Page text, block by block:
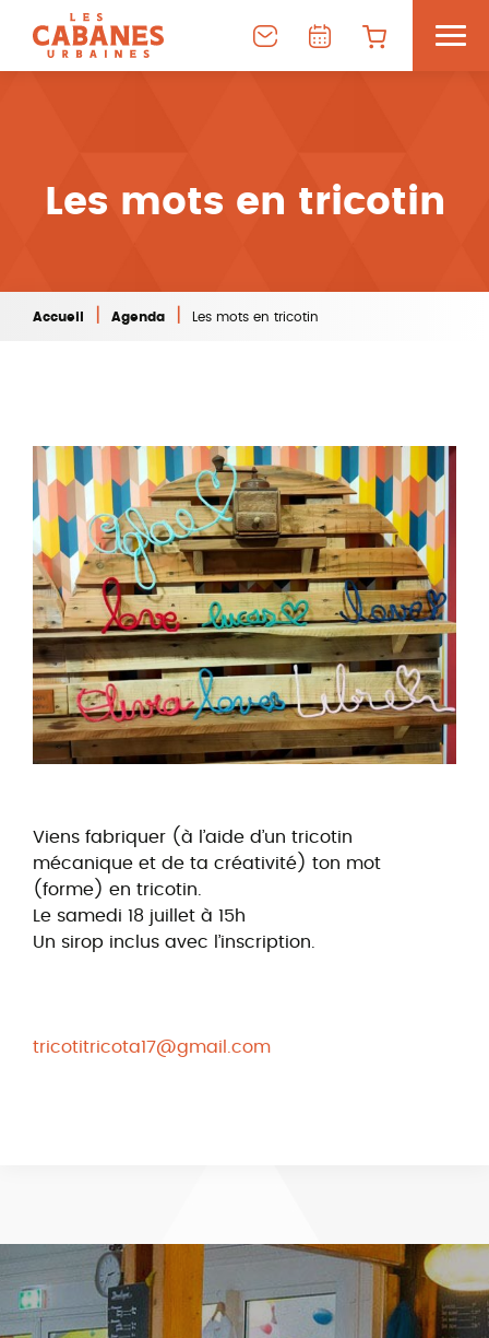
Les mots en tricotin
Accueil Agenda Les mots en tricotin
Viens fabriquer (à l’aide d’un tricotin
mécanique et de ta créativité) ton mot
(forme) en tricotin.
Le samedi 18 juillet à 15h
Un sirop inclus avec l’inscription.
tricotitricota17@gmail.com